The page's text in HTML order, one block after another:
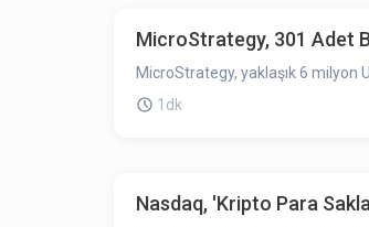
MicroStrategy, 301 Adet
MicroStrategy, yaklaşık 6 milyon
1dk
Nasdaq, 'Kripto Para